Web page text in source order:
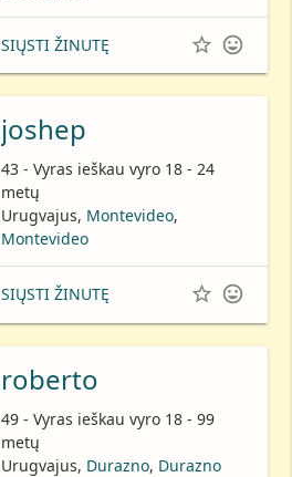
SIŲSTI ŽINUTĘ  
joshep
43 - Vyras ieškau vyro 18 - 24
metų
Urugvajus, Montevideo,
Montevideo
SIŲSTI ŽINUTĘ  
roberto
49 - Vyras ieškau vyro 18 - 99
metų
Urugvajus, Durazno, Durazno